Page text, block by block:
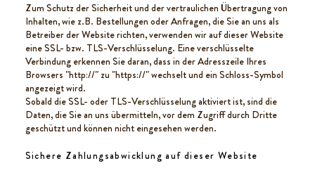
Zum Schutz der Sicherheit und der vertraulichen Übertragung von
Inhalten, wie z.B. Bestellungen oder Anfragen, die Sie an uns als
Betreiber der Website richten, verwenden wir auf dieser Website
eine SSL- bzw. TLS-Verschlüsselung. Eine verschlüsselte
Verbindung erkennen Sie daran, dass in der Adresszeile Ihres
Browsers "http://" zu "https://" wechselt und ein Schloss-Symbol
angezeigt wird.
Sobald die SSL- oder TLS-Verschlüsselung aktiviert ist, sind die
Daten, die Sie an uns übermitteln, vor dem Zugriff durch Dritte
geschützt und können nicht eingesehen werden.
Sichere Zahlungsabwicklung auf dieser Website